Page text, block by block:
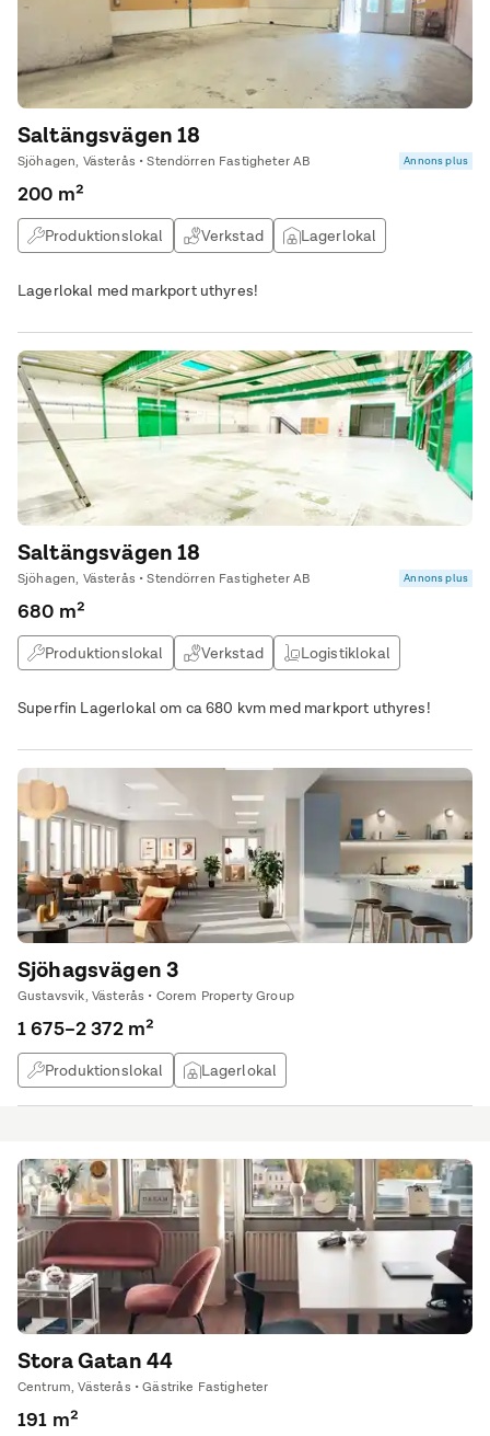
Saltängsvägen 18
Sjöhagen, Västerås • Stendörren Fastigheter AB Annons plus
200 m²
Produktionslokal Verkstad Lagerlokal
Lagerlokal med markport uthyres!
Saltängsvägen 18
Sjöhagen, Västerås • Stendörren Fastigheter AB Annons plus
680 m²
Produktionslokal Verkstad
Logistiklokal
Superfin Lagerlokal om ca 680 kvm med markport uthyres!
Sjöhagsvägen 3
Gustavsvik, Västerås • Corem Property Group
1 675–2 372 m²
Produktionslokal Lagerlokal
Stora Gatan 44
Centrum, Västerås • Gästrike Fastigheter
191 m²